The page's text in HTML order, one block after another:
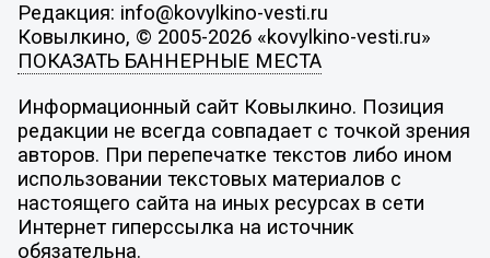
Редакция: info@kovylkino-vesti.ru
Ковылкино, © 2005-2026 «kovylkino-vesti.ru»
ПОКАЗАТЬ БАННЕРНЫЕ МЕСТА
Информационный сайт Ковылкино. Позиция
редакции не всегда совпадает с точкой зрения
авторов. При перепечатке текстов либо ином
использовании текстовых материалов с
настоящего сайта на иных ресурсах в сети
Интернет гиперссылка на источник
обязательна.